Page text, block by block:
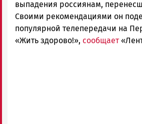
Петрозаводск
ГОВОРИТ
выпадения россиянам,
Своими рекомендациями он
популярной телепередачи на
«Жить здорово!», сообщает